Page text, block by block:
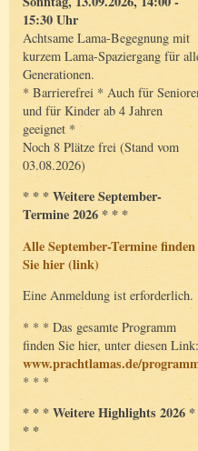
15:30 Uhr
Achtsame Lama-Begegnung mit
kurzem Lama-Spaziergang für
Generationen.
* Barrierefrei * Auch für
und für Kinder ab 4 Jahren
geeignet *
Noch 8 Plätze frei (Stand vom
03.08.2026)
* * * Weitere September-
Termine 2026 * * *
Alle September-Termine finden
Sie hier (link)
Eine Anmeldung ist erforderlich.
* * * Das gesamte Programm
finden Sie hier, unter diesen Link:
www.prachtlamas.de/
* * *
* * * Weitere Highlights 2026 *
* *